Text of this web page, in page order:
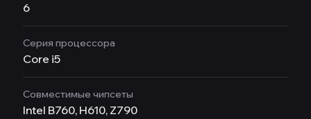
6
Серия процессора
Core i5
Совместимые чипсеты
Intel B760, H610, Z790